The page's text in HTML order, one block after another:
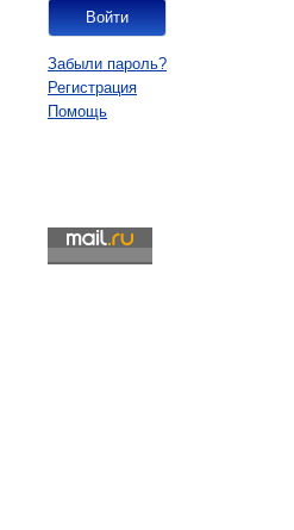
Забыли пароль?
Регистрация
Помощь